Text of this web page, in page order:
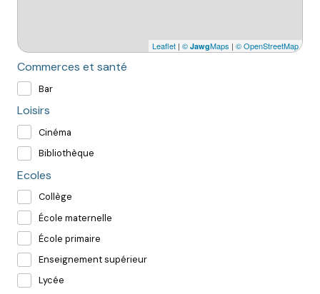
Leaflet | © JawgMaps | © OpenStreetMap
Commerces et santé
Bar
Loisirs
Cinéma
Bibliothèque
Ecoles
Collège
École maternelle
École primaire
Enseignement supérieur
Lycée